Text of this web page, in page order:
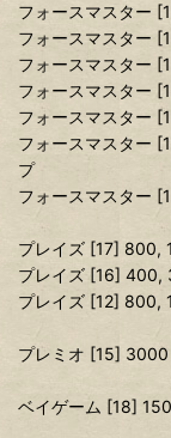
フォースマスター
フォースマスター
フォースマスター
フォースマスター
フォースマスター
フォースマスター
プ
フォースマスター
プレイズ [17]
プレイズ [16]
プレイズ [12]
プレミオ [15]
ベイゲーム [18]